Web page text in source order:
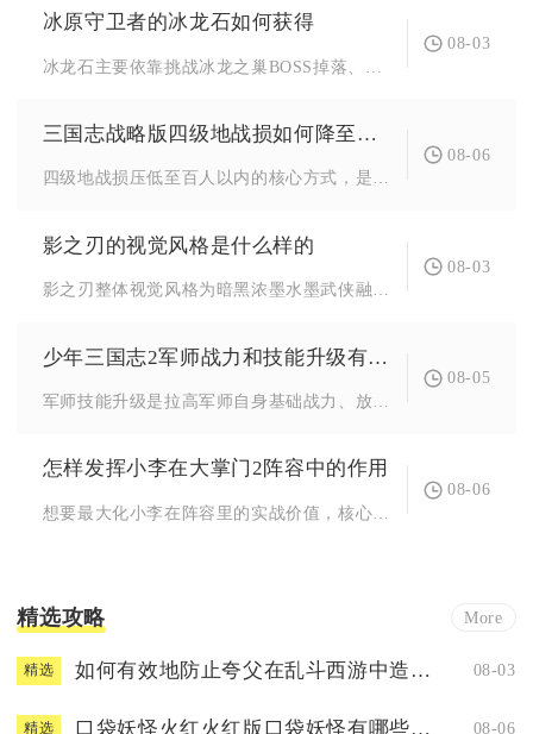
冰原守卫者的冰龙石如何获得
08-03
三国志战略版四级地战损如何降至最低
四级地战损压低至百人以内的核心方式，是结合精准地块筛选、前置...
08-06
影之刃的视觉风格是什么样的
影之刃整体视觉风格为暗黑浓墨水墨武侠融合功夫朋克，以冷调国画...
08-03
少年三国志2军师战力和技能升级有何联系
08-05
怎样发挥小李在大掌门2阵容中的作用
08-06
精选攻略 More
精选 如何有效地防止夸父在乱斗西游中造成威胁 08-03
精选 口袋妖怪火红火红版口袋妖怪有哪些超强神兽 08-06